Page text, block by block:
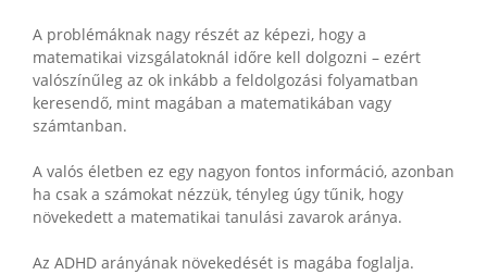
A problémáknak nagy részét az képezi, hogy a
matematikai vizsgálatoknál időre kell dolgozni – ezért
valószínűleg az ok inkább a feldolgozási folyamatban
keresendő, mint magában a matematikában vagy
számtanban.
A valós életben ez egy nagyon fontos információ, azonban
ha csak a számokat nézzük, tényleg úgy tűnik, hogy
növekedett a matematikai tanulási zavarok aránya.
Az ADHD arányának növekedését is magába foglalja.